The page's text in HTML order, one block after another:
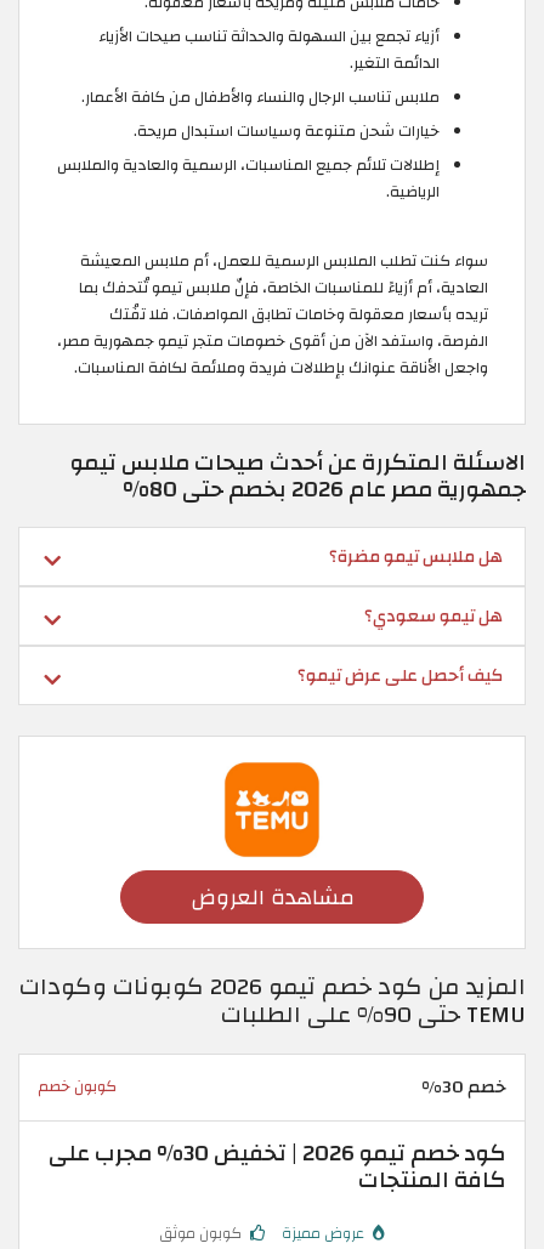
أزياء تجمع بين السهولة والحداثة تناسب صيحات الأزياء
الدائمة التغير.
ملابس تناسب الرجال والنساء والأطفال من كافة الأعمار.
خيارات شحن متنوعة وسياسات استبدال مريحة.
إطلالات تلائم جميع المناسبات، الرسمية والعادية والملابس
الرياضية.
سواء كنت تطلب الملابس الرسمية للعمل، أم ملابس المعيشة
العادية، أم أزياءً للمناسبات الخاصة، فإنّ ملابس تيمو تُتحفك بما
تريده بأسعار معقولة وخامات تطابق المواصفات. فلا تفُتك
الفرصة، واستفد الآن من أقوى خصومات متجر تيمو جمهورية مصر،
واجعل الأناقة عنوانك بإطلالات فريدة وملائمة لكافة المناسبات.
الاسئلة المتكررة عن أحدث صيحات ملابس تيمو
جمهورية مصر عام 2026 بخصم حتى 80%
هل ملابس تيمو مضرة؟
هل تيمو سعودي؟
كيف أحصل على عرض تيمو؟
مشاهدة العروض
المزيد من كود خصم تيمو 2026 كوبونات وكودات
TEMU حتى 90% على الطلبات
خصم 30% كوبون خصم
كود خصم تيمو 2026 | تخفيض 30% مجرب على
كافة المنتجات
عروض مميزة كوبون موثق